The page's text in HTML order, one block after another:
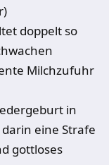
doppelt so
Milchzufuhr
in
eine Strafe
gottloses